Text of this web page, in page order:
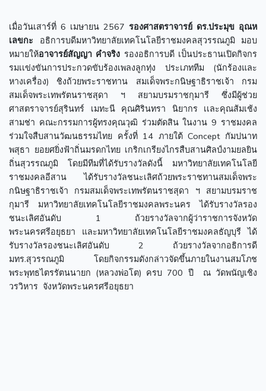
เมื่อวันเสาร์ที่ 6 เมษายน 2567 รองศาสตราจารย์ ดร.ประมุข อุณห
เลขกะ อธิการบดีมหาวิทยาลัยเทคโนโลยีราชมงคลสุวรรณภูมิ มอบ
หมายให้อาจารย์สัญญา คำจริง รองอธิการบดี เป็นประธานเปิดกิจกร
รมเเข่งขันการประกวดขับร้องเพลงลูกทุ่ง ประเภททีม (นักร้องและ
หางเครื่อง) ชิงถ้วยพระราชทาน สมเด็จพระกนิษฐาธิราชเจ้า กรม
สมเด็จพระเทพรัตนราชสุดา ฯ สยามบรมราชกุมารี ซึ่งมีผู้ช่วย
ศาสตราจารย์สุรินทร์ เมทะนี คุณศิรินทรา นิยากร เเละคุณส้มเช้ง
สามช่า คณะกรรมการผู้ทรงคุณวุฒิ ร่วมตัดสิน ในงาน 9 ราชมงคล
ร่วมใจสืบสานวัฒนธรรมไทย ครั้งที่ 14 ภายใต้ Concept กัมปนาท
พสุธา ยอยศยิ่งฟ้าถิ่นมรดกไทย เกริกเกรียงไกรสืบสานศิลป์งามยลยิน
ถิ่นสุวรรณภูมิ โดยมีทีมที่ได้รับรางวัลดังนี้ มหาวิทยาลัยเทคโนโลยี
ราชมงคลอีสาน ได้รับรางวัลชนะเลิศถ้วยพระราชทานสมเด็จพระ
กนิษฐาธิราชเจ้า กรมสมเด็จพระเทพรัตนราชสุดา ฯ สยามบรมราช
กุมารี มหาวิทยาลัยเทคโนโลยีราชมงคลพระนคร ได้รับรางวัลรอง
ชนะเลิศอันดับ 1 ถ้วยรางวัลจากผู้ว่าราชการจังหวัด
พระนครศรีอยุธยา และมหาวิทยาลัยเทคโนโลยีราชมงคลธัญบุรี ได้
รับรางวัลรองชนะเลิศอันดับ 2 ถ้วยรางวัลจากอธิการดี
มทร.สุวรรณภูมิ โดยกิจกรรมดังกล่าวจัดขึ้นภายในงานสมโภช
พระพุทธไตรรัตนนายก (หลวงพ่อโต) ครบ 700 ปี ณ วัดพนัญเชิง
วรวิหาร จังหวัดพระนครศรีอยุธยา